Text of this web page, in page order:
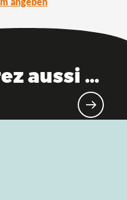
aussi ...
natürlichen